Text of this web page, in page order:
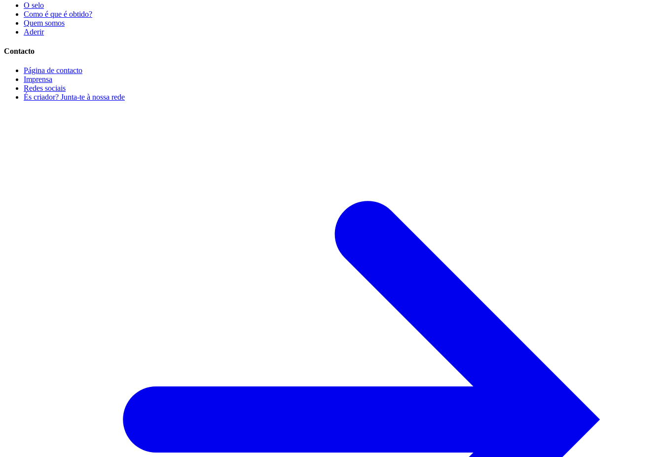
O selo
Como é que é obtido?
Quem somos
Aderir
Contacto
Página de contacto
Imprensa
Redes sociais
És criador? Junta-te à nossa rede